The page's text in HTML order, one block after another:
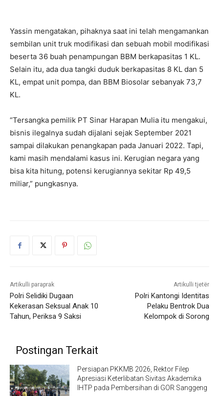
Yassin mengatakan, pihaknya saat ini telah mengamankan
sembilan unit truk modifikasi dan sebuah mobil modifikasi
beserta 36 buah penampungan BBM berkapasitas 1 KL.
Selain itu, ada dua tangki duduk berkapasitas 8 KL dan 5
KL, empat unit pompa, dan BBM Biosolar sebanyak 73,7
KL.
“Tersangka pemilik PT Sinar Harapan Mulia itu mengakui,
bisnis ilegalnya sudah dijalani sejak September 2021
sampai dilakukan penangkapan pada Januari 2022. Tapi,
kami masih mendalami kasus ini. Kerugian negara yang
bisa kita hitung, potensi kerugiannya sekitar Rp 49,5
miliar,” pungkasnya.
Artikulli paraprak
Polri Selidiki Dugaan
Kekerasan Seksual Anak 10
Tahun, Periksa 9 Saksi
Artikulli tjetër
Polri Kantongi Identitas
Pelaku Bentrok Dua
Kelompok di Sorong
Postingan Terkait
Persiapan PKKMB 2026, Rektor Filep
Apresiasi Keterlibatan Sivitas Akademika
IHTP pada Pembersihan di GOR Sanggeng